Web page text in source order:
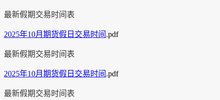
最新假期交易时间表
2025年10月期货假日交易时间 .pdf
最新假期交易时间表
2025年10月期货假日交易时间 .pdf
最新假期交易时间表